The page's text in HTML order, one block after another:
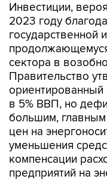
Инвестиции,
2023 году
государственной
сектора в
Правительство
в 5% ВВП, но
большим,
цен на
уменьшения
компенсации
предприятий на